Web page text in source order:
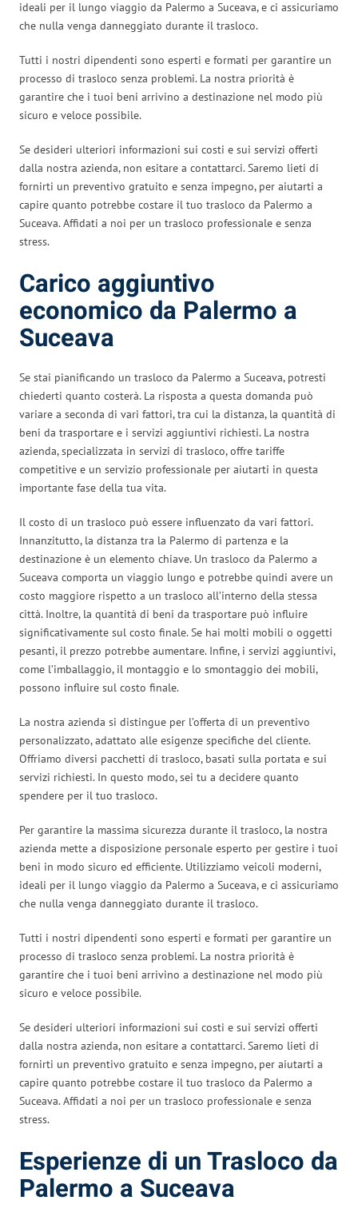
ideali per il lungo viaggio da Palermo a Suceava, e ci assicuriamo
che nulla venga danneggiato durante il trasloco.
Tutti i nostri dipendenti sono esperti e formati per garantire un
processo di trasloco senza problemi. La nostra priorità è
garantire che i tuoi beni arrivino a destinazione nel modo più
sicuro e veloce possibile.
Se desideri ulteriori informazioni sui costi e sui servizi offerti
dalla nostra azienda, non esitare a contattarci. Saremo lieti di
fornirti un preventivo gratuito e senza impegno, per aiutarti a
capire quanto potrebbe costare il tuo trasloco da Palermo a
Suceava. Affidati a noi per un trasloco professionale e senza
stress.
Carico aggiuntivo
economico da Palermo a
Suceava
Se stai pianificando un trasloco da Palermo a Suceava, potresti
chiederti quanto costerà. La risposta a questa domanda può
variare a seconda di vari fattori, tra cui la distanza, la quantità di
beni da trasportare e i servizi aggiuntivi richiesti. La nostra
azienda, specializzata in servizi di trasloco, offre tariffe
competitive e un servizio professionale per aiutarti in questa
importante fase della tua vita.
Il costo di un trasloco può essere influenzato da vari fattori.
Innanzitutto, la distanza tra la Palermo di partenza e la
destinazione è un elemento chiave. Un trasloco da Palermo a
Suceava comporta un viaggio lungo e potrebbe quindi avere un
costo maggiore rispetto a un trasloco all’interno della stessa
città. Inoltre, la quantità di beni da trasportare può influire
significativamente sul costo finale. Se hai molti mobili o oggetti
pesanti, il prezzo potrebbe aumentare. Infine, i servizi aggiuntivi,
come l’imballaggio, il montaggio e lo smontaggio dei mobili,
possono influire sul costo finale.
La nostra azienda si distingue per l’offerta di un preventivo
personalizzato, adattato alle esigenze specifiche del cliente.
Offriamo diversi pacchetti di trasloco, basati sulla portata e sui
servizi richiesti. In questo modo, sei tu a decidere quanto
spendere per il tuo trasloco.
Per garantire la massima sicurezza durante il trasloco, la nostra
azienda mette a disposizione personale esperto per gestire i tuoi
beni in modo sicuro ed efficiente. Utilizziamo veicoli moderni,
ideali per il lungo viaggio da Palermo a Suceava, e ci assicuriamo
che nulla venga danneggiato durante il trasloco.
Tutti i nostri dipendenti sono esperti e formati per garantire un
processo di trasloco senza problemi. La nostra priorità è
garantire che i tuoi beni arrivino a destinazione nel modo più
sicuro e veloce possibile.
Se desideri ulteriori informazioni sui costi e sui servizi offerti
dalla nostra azienda, non esitare a contattarci. Saremo lieti di
fornirti un preventivo gratuito e senza impegno, per aiutarti a
capire quanto potrebbe costare il tuo trasloco da Palermo a
Suceava. Affidati a noi per un trasloco professionale e senza
stress.
Esperienze di un Trasloco da
Palermo a Suceava